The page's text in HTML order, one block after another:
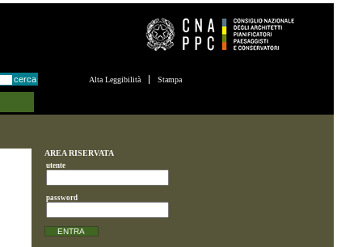
Alta Leggibilità Stampa
AREA RISERVATA
utente
password